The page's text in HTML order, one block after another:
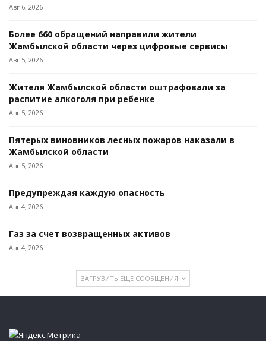
Авг 6, 2026
Более 660 обращений направили жители
Жамбылской области через цифровые сервисы
Авг 5, 2026
Жителя Жамбылской области оштрафовали за
распитие алкоголя при ребенке
Авг 5, 2026
Пятерых виновников лесных пожаров наказали в
Жамбылской области
Авг 5, 2026
Предупреждая каждую опасность
Авг 4, 2026
Газ за счет возвращенных активов
Авг 4, 2026
ЗАГРУЗИТЬ ЕЩЕ СООБЩЕНИЯ